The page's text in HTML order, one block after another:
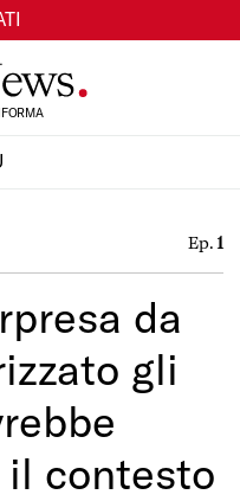
Ep. 1
da
gli
il contesto